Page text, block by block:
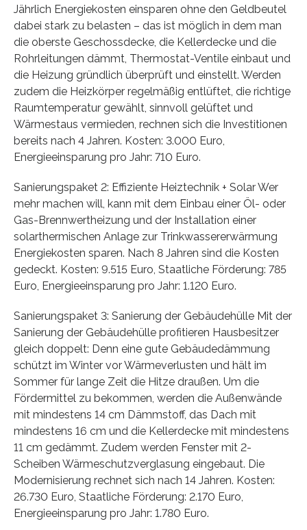
Jährlich Energiekosten einsparen ohne den Geldbeutel
dabei stark zu belasten – das ist möglich in dem man
die oberste Geschossdecke, die Kellerdecke und die
Rohrleitungen dämmt, Thermostat-Ventile einbaut und
die Heizung gründlich überprüft und einstellt. Werden
zudem die Heizkörper regelmäßig entlüftet, die richtige
Raumtemperatur gewählt, sinnvoll gelüftet und
Wärmestaus vermieden, rechnen sich die Investitionen
bereits nach 4 Jahren. Kosten: 3.000 Euro,
Energieeinsparung pro Jahr: 710 Euro.
Sanierungspaket 2: Effiziente Heiztechnik + Solar Wer
mehr machen will, kann mit dem Einbau einer Öl- oder
Gas-Brennwertheizung und der Installation einer
solarthermischen Anlage zur Trinkwassererwärmung
Energiekosten sparen. Nach 8 Jahren sind die Kosten
gedeckt. Kosten: 9.515 Euro, Staatliche Förderung: 785
Euro, Energieeinsparung pro Jahr: 1.120 Euro.
Sanierungspaket 3: Sanierung der Gebäudehülle Mit der
Sanierung der Gebäudehülle profitieren Hausbesitzer
gleich doppelt: Denn eine gute Gebäudedämmung
schützt im Winter vor Wärmeverlusten und hält im
Sommer für lange Zeit die Hitze draußen. Um die
Fördermittel zu bekommen, werden die Außenwände
mit mindestens 14 cm Dämmstoff, das Dach mit
mindestens 16 cm und die Kellerdecke mit mindestens
11 cm gedämmt. Zudem werden Fenster mit 2-
Scheiben Wärmeschutzverglasung eingebaut. Die
Modernisierung rechnet sich nach 14 Jahren. Kosten:
26.730 Euro, Staatliche Förderung: 2.170 Euro,
Energieeinsparung pro Jahr: 1.780 Euro.